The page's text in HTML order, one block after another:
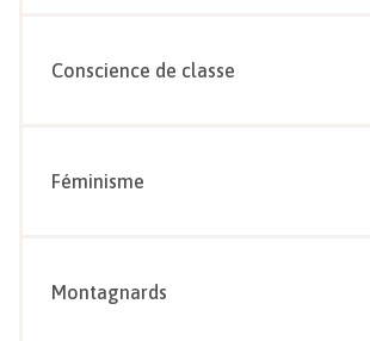
Conscience de classe
Féminisme
Montagnards